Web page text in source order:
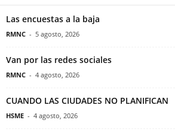
Las encuestas a la baja
RMNC - 5 agosto, 2026
Van por las redes sociales
RMNC - 4 agosto, 2026
CUANDO LAS CIUDADES NO PLANIFICAN
HSME - 4 agosto, 2026